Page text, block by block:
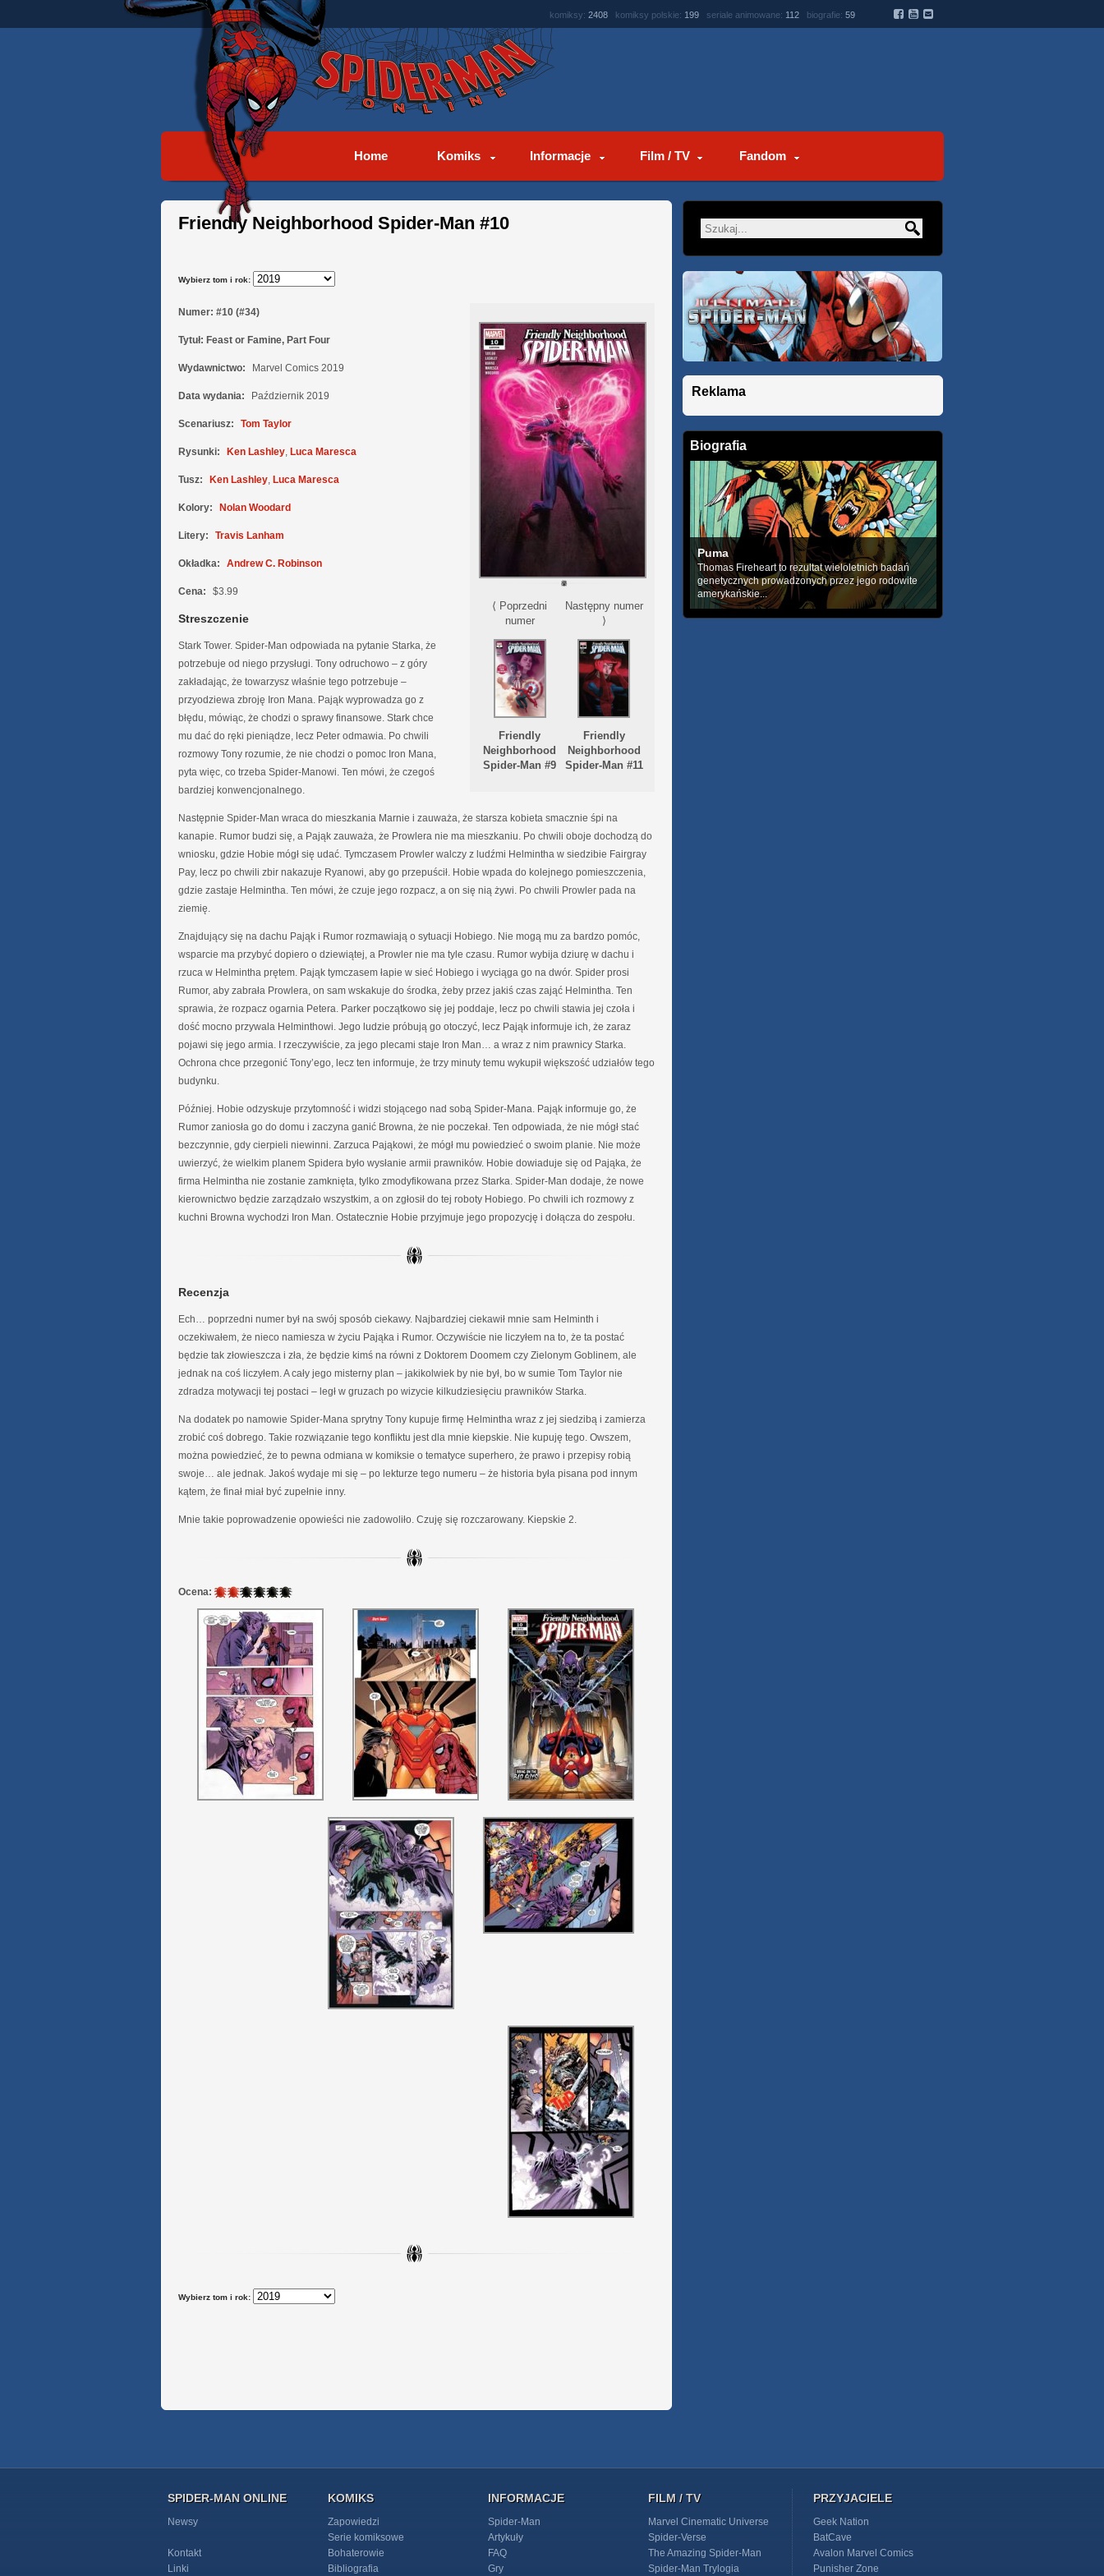
komiksy: 2408 komiksy polskie: 199 seriale animowane: 112 biografie: 59
Home Komiks Informacje Film / TV Fandom
Friendly Neighborhood Spider-Man #10
Wybierz tom i rok:
⟨ Poprzedni
numer
Friendly
Neighborhood
Spider-Man #9
Następny numer
⟩
Friendly
Neighborhood
Spider-Man #11
Numer: #10 (#34)
Tytuł: Feast or Famine, Part Four
Wydawnictwo: Marvel Comics 2019
Data wydania: Październik 2019
Scenariusz: Tom Taylor
Rysunki: Ken Lashley, Luca Maresca
Tusz: Ken Lashley, Luca Maresca
Kolory: Nolan Woodard
Litery: Travis Lanham
Okładka: Andrew C. Robinson
Cena: $3.99
Streszczenie
Stark Tower. Spider-Man odpowiada na pytanie Starka, że
potrzebuje od niego przysługi. Tony odruchowo – z góry
zakładając, że towarzysz właśnie tego potrzebuje –
przyodziewa zbroję Iron Mana. Pająk wyprowadza go z
błędu, mówiąc, że chodzi o sprawy finansowe. Stark chce
mu dać do ręki pieniądze, lecz Peter odmawia. Po chwili
rozmowy Tony rozumie, że nie chodzi o pomoc Iron Mana,
pyta więc, co trzeba Spider-Manowi. Ten mówi, że czegoś
bardziej konwencjonalnego.
Następnie Spider-Man wraca do mieszkania Marnie i zauważa, że starsza kobieta smacznie śpi na
kanapie. Rumor budzi się, a Pająk zauważa, że Prowlera nie ma mieszkaniu. Po chwili oboje dochodzą do
wniosku, gdzie Hobie mógł się udać. Tymczasem Prowler walczy z ludźmi Helmintha w siedzibie Fairgray
Pay, lecz po chwili zbir nakazuje Ryanowi, aby go przepuścił. Hobie wpada do kolejnego pomieszczenia,
gdzie zastaje Helmintha. Ten mówi, że czuje jego rozpacz, a on się nią żywi. Po chwili Prowler pada na
ziemię.
Znajdujący się na dachu Pająk i Rumor rozmawiają o sytuacji Hobiego. Nie mogą mu za bardzo pomóc,
wsparcie ma przybyć dopiero o dziewiątej, a Prowler nie ma tyle czasu. Rumor wybija dziurę w dachu i
rzuca w Helmintha prętem. Pająk tymczasem łapie w sieć Hobiego i wyciąga go na dwór. Spider prosi
Rumor, aby zabrała Prowlera, on sam wskakuje do środka, żeby przez jakiś czas zająć Helmintha. Ten
sprawia, że rozpacz ogarnia Petera. Parker początkowo się jej poddaje, lecz po chwili stawia jej czoła i
dość mocno przywala Helminthowi. Jego ludzie próbują go otoczyć, lecz Pająk informuje ich, że zaraz
pojawi się jego armia. I rzeczywiście, za jego plecami staje Iron Man… a wraz z nim prawnicy Starka.
Ochrona chce przegonić Tony’ego, lecz ten informuje, że trzy minuty temu wykupił większość udziałów tego
budynku.
Później. Hobie odzyskuje przytomność i widzi stojącego nad sobą Spider-Mana. Pająk informuje go, że
Rumor zaniosła go do domu i zaczyna ganić Browna, że nie poczekał. Ten odpowiada, że nie mógł stać
bezczynnie, gdy cierpieli niewinni. Zarzuca Pająkowi, że mógł mu powiedzieć o swoim planie. Nie może
uwierzyć, że wielkim planem Spidera było wysłanie armii prawników. Hobie dowiaduje się od Pająka, że
firma Helmintha nie zostanie zamknięta, tylko zmodyfikowana przez Starka. Spider-Man dodaje, że nowe
kierownictwo będzie zarządzało wszystkim, a on zgłosił do tej roboty Hobiego. Po chwili ich rozmowy z
kuchni Browna wychodzi Iron Man. Ostatecznie Hobie przyjmuje jego propozycję i dołącza do zespołu.
Recenzja
Ech… poprzedni numer był na swój sposób ciekawy. Najbardziej ciekawił mnie sam Helminth i
oczekiwałem, że nieco namiesza w życiu Pająka i Rumor. Oczywiście nie liczyłem na to, że ta postać
będzie tak złowieszcza i zła, że będzie kimś na równi z Doktorem Doomem czy Zielonym Goblinem, ale
jednak na coś liczyłem. A cały jego misterny plan – jakikolwiek by nie był, bo w sumie Tom Taylor nie
zdradza motywacji tej postaci – legł w gruzach po wizycie kilkudziesięciu prawników Starka.
Na dodatek po namowie Spider-Mana sprytny Tony kupuje firmę Helmintha wraz z jej siedzibą i zamierza
zrobić coś dobrego. Takie rozwiązanie tego konfliktu jest dla mnie kiepskie. Nie kupuję tego. Owszem,
można powiedzieć, że to pewna odmiana w komiksie o tematyce superhero, że prawo i przepisy robią
swoje… ale jednak. Jakoś wydaje mi się – po lekturze tego numeru – że historia była pisana pod innym
kątem, że finał miał być zupełnie inny.
Mnie takie poprowadzenie opowieści nie zadowoliło. Czuję się rozczarowany. Kiepskie 2.
Ocena: 2
6
Wybierz tom i rok:
Reklama
Biografia
Puma
Thomas Fireheart to rezultat wieloletnich badań
genetycznych prowadzonych przez jego rodowite
amerykańskie...
SPIDER-MAN ONLINE
Newsy
Kontakt
Linki
KOMIKS
Zapowiedzi
Serie komiksowe
Bohaterowie
Bibliografia
INFORMACJE
Spider-Man
Artykuły
FAQ
Gry
FILM / TV
Marvel Cinematic Universe
Spider-Verse
The Amazing Spider-Man
Spider-Man Trylogia
PRZYJACIELE
Geek Nation
BatCave
Avalon Marvel Comics
Punisher Zone